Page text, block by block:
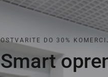
OSTVARITE DO 30%
Smartopre